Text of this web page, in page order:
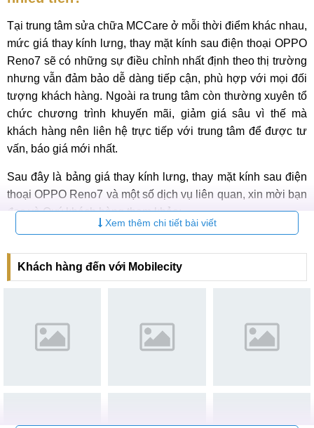
Tại trung tâm sửa chữa MCCare ở mỗi thời điểm khác nhau,
mức giá thay kính lưng, thay mặt kính sau điện thoại OPPO
Reno7 sẽ có những sự điều chỉnh nhất định theo thị trường
nhưng vẫn đảm bảo dễ dàng tiếp cận, phù hợp với mọi đối
tượng khách hàng. Ngoài ra trung tâm còn thường xuyên tổ
chức chương trình khuyến mãi, giảm giá sâu vì thế mà
khách hàng nên liên hệ trực tiếp với trung tâm để được tư
vấn, báo giá mới nhất.
Sau đây là bảng giá thay kính lưng, thay mặt kính sau điện
thoại OPPO Reno7 và một số dịch vụ liên quan, xin mời bạn
đọc và Quý khách hàng tham khảo:
nhất 2026
Thay vỏ OPPO Reno7
Xem thêm chi tiết bài viết
Khách hàng đến với Mobilecity